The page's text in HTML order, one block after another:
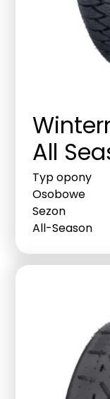
All
Typ opony
Osobowe
Sezon
All-Season